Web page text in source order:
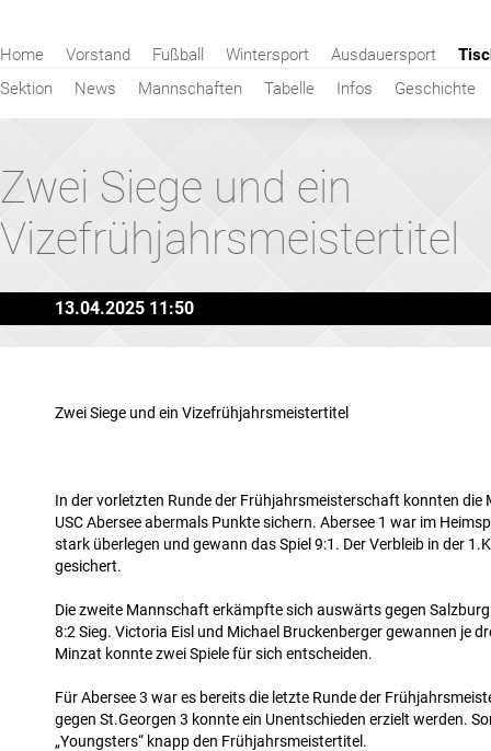
Navigation
Home Vorstand Fußball Wintersport Ausdauersport
Sektion
News Mannschaften Tabelle Infos Geschichte
Zwei Siege und ein
Vizefrühjahrsmeistertitel
13.04.2025 11:50
Zwei Siege und ein Vizefrühjahrsmeistertitel
In der vorletzten Runde der Frühjahrsmeisterschaft konnten die
USC Abersee abermals Punkte sichern. Abersee 1 war im
stark überlegen und gewann das Spiel 9:1. Der Verbleib in der
gesichert.
Die zweite Mannschaft erkämpfte sich auswärts gegen
8:2 Sieg. Victoria Eisl und Michael Bruckenberger gewannen je
Minzat konnte zwei Spiele für sich entscheiden.
Für Abersee 3 war es bereits die letzte Runde der
gegen St.Georgen 3 konnte ein Unentschieden erzielt werden.
„Youngsters“ knapp den Frühjahrsmeistertitel.